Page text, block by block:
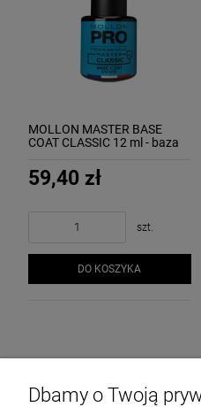
MOLLON MASTER BASE
COAT CLASSIC 12 ml - baza
hybryd
59,40 zł
szt.
DO KOSZYKA
Dbamy o Twoją